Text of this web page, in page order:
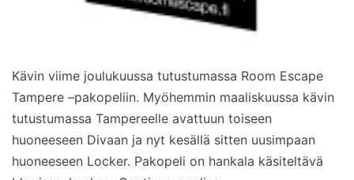
Kävin viime joulukuussa tutustumassa Room Escape
Tampere –pakopeliin. Myöhemmin maaliskuussa kävin
tutustumassa Tampereelle avattuun toiseen
huoneeseen Divaan ja nyt kesällä sitten uusimpaan
huoneeseen Locker. Pakopeli on hankala käsiteltävä